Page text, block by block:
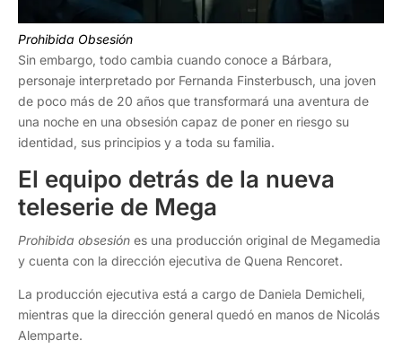
Prohibida Obsesión
Sin embargo, todo cambia cuando conoce a Bárbara,
personaje interpretado por Fernanda Finsterbusch, una joven
de poco más de 20 años que transformará una aventura de
una noche en una obsesión capaz de poner en riesgo su
identidad, sus principios y a toda su familia.
El equipo detrás de la nueva
teleserie de Mega
Prohibida obsesión es una producción original de Megamedia
y cuenta con la dirección ejecutiva de Quena Rencoret.
La producción ejecutiva está a cargo de Daniela Demicheli,
mientras que la dirección general quedó en manos de Nicolás
Alemparte.